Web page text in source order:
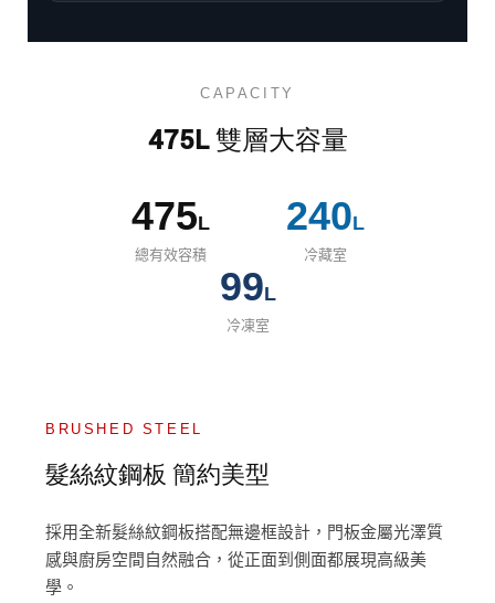
CAPACITY
475L 雙層大容量
475L
總有效容積
240L
冷藏室
99L
冷凍室
BRUSHED STEEL
髮絲紋鋼板 簡約美型
採用全新髮絲紋鋼板搭配無邊框設計，門板金屬光澤質
感與廚房空間自然融合，從正面到側面都展現高級美
學。